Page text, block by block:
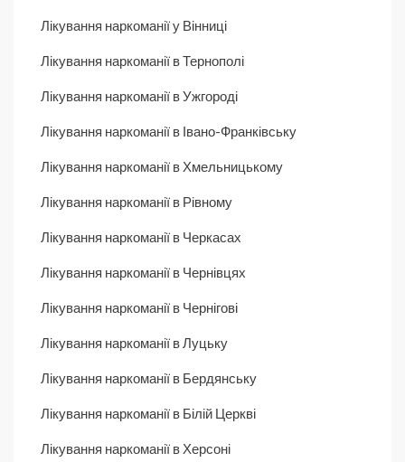
Лікування наркоманії у Вінниці
Лікування наркоманії в Тернополі
Лікування наркоманії в Ужгороді
Лікування наркоманії в Івано-Франківську
Лікування наркоманії в Хмельницькому
Лікування наркоманії в Рівному
Лікування наркоманії в Черкасах
Лікування наркоманії в Чернівцях
Лікування наркоманії в Чернігові
Лікування наркоманії в Луцьку
Лікування наркоманії в Бердянську
Лікування наркоманії в Білій Церкві
Лікування наркоманії в Херсоні